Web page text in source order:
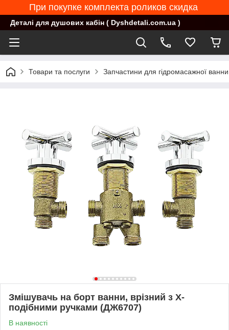
При покупке комплекта роликов скидка
Деталі для душових кабін ( Dyshdetali.com.ua )
Товари та послуги Запчастини для гідромасажної ванни
Змішувачь на борт ванни, врізний з X-
подібними ручками (ДЖ6707)
В наявності